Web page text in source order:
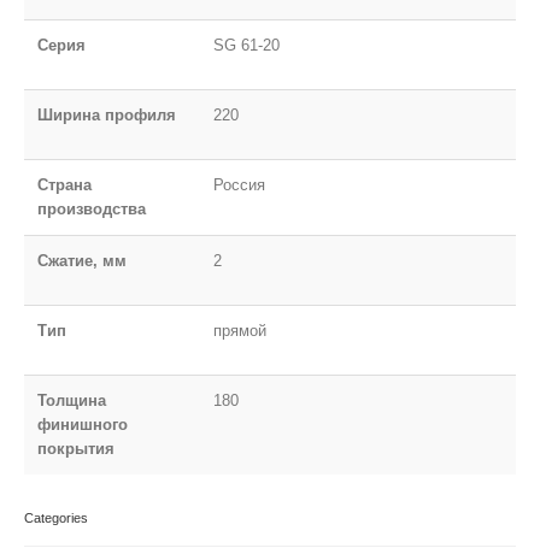
Серия SG 61-20
Ширина профиля 220
Страна
производства
Россия
Сжатие, мм 2
Тип прямой
Толщина
финишного
покрытия
180
Categories